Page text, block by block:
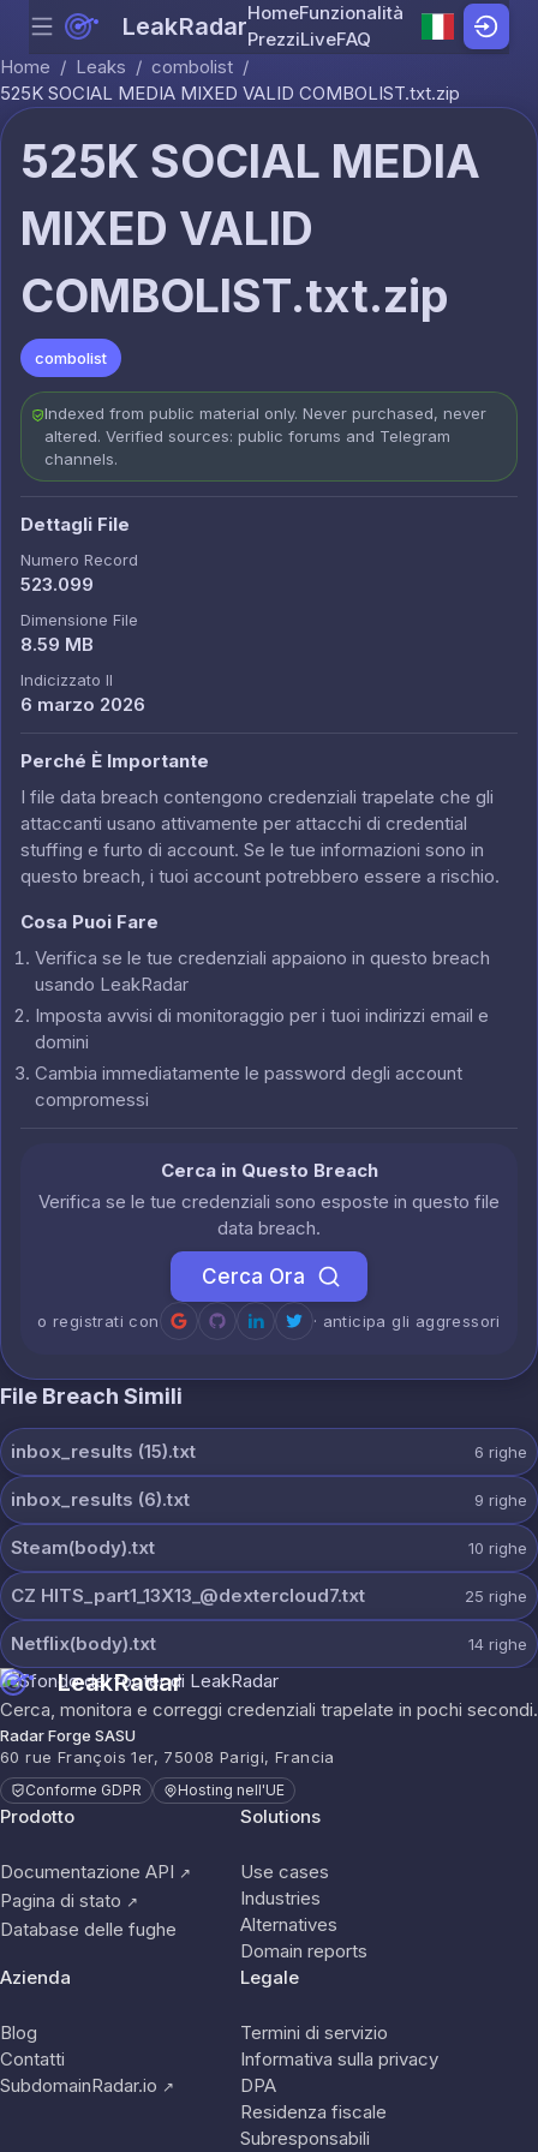
Skip to content
Menu LeakRadarHomeFunzionalità
PrezziLiveFAQ
Home / Leaks / combolist /
525K SOCIAL MEDIA MIXED VALID COMBOLIST.txt.zip
525K SOCIAL MEDIA
MIXED VALID
COMBOLIST.txt.zip
combolist
Indexed from public material only. Never purchased, never
altered. Verified sources: public forums and Telegram
channels.
Dettagli File
Numero Record
523.099
Dimensione File
8.59 MB
Indicizzato Il
6 marzo 2026
Perché È Importante
I file data breach contengono credenziali trapelate che gli
attaccanti usano attivamente per attacchi di credential
stuffing e furto di account. Se le tue informazioni sono in
questo breach, i tuoi account potrebbero essere a rischio.
Cosa Puoi Fare
Verifica se le tue credenziali appaiono in questo breach
usando LeakRadar
Imposta avvisi di monitoraggio per i tuoi indirizzi email e
domini
Cambia immediatamente le password degli account
compromessi
Cerca in Questo Breach
Verifica se le tue credenziali sono esposte in questo file
data breach.
Cerca Ora
o registrati con · anticipa gli aggressori
File Breach Simili
inbox_results (15).txt 6 righe
inbox_results (6).txt 9 righe
Steam(body).txt 10 righe
CZ HITS_part1_13X13_@dextercloud7.txt 25 righe
Netflix(body).txt 14 righe
LeakRadar
Cerca, monitora e correggi credenziali trapelate in pochi secondi.
Radar Forge SASU
60 rue François 1er, 75008 Parigi, Francia
Conforme GDPR Hosting nell'UE
Prodotto
Documentazione API ↗
Pagina di stato ↗
Database delle fughe
Solutions
Use cases
Industries
Alternatives
Domain reports
Azienda
Blog
Contatti
SubdomainRadar.io ↗
Legale
Termini di servizio
Informativa sulla privacy
DPA
Residenza fiscale
Subresponsabili